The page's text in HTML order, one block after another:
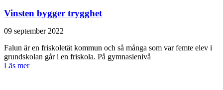
Vinsten bygger trygghet
09 september 2022
Falun är en friskoletät kommun och så många som var femte elev i
grundskolan går i en friskola. På gymnasienivå
Läs mer